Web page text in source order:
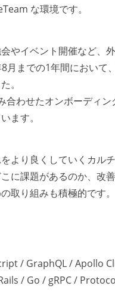
な環境です。
やイベント開催など、
月までの1年間におい
。
合わせたオンボーディ
ます。
より良くしていくカル
に課題があるのか、改
取り組みも積極的です。
/ GraphQL / Apollo
/ Go / gRPC /